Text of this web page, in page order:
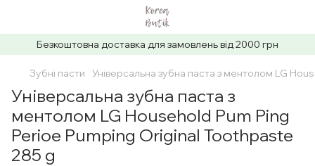
Безкоштовна доставка для замовлень від 2000 грн
Зубні пасти Універсальна зубна паста з ментолом LG
Універсальна зубна паста з
ментолом LG Household Pum Ping
Perioe Pumping Original Toothpaste
285 g